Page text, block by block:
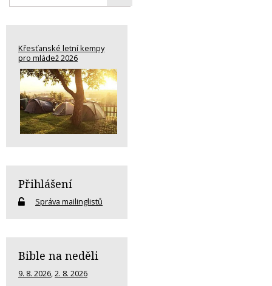
Křesťanské letní kempy
pro mládež 2026
Přihlášení
Správa mailinglistů
Bible na neděli
9. 8. 2026,2. 8. 2026